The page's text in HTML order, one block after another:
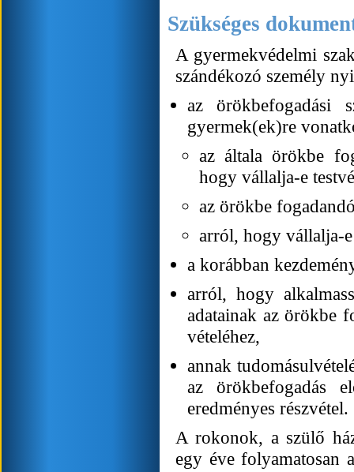
Szükséges
A gyermekvédelmi
szándékozó személy
az örökbefogadási
gyermek(ek)re
az általa örökbe
hogy vállalja-e
az örökbe
arról, hogy vállalja-
a korábban
arról, hogy
adatainak az örökbe
vételéhez,
annak
az örökbefogadás
eredményes részvétel.
A rokonok, a szülő
egy éve folyamatosan